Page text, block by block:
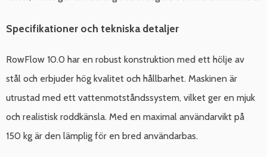
Specifikationer och tekniska detaljer
RowFlow 10.0 har en robust konstruktion med ett hölje av
stål och erbjuder hög kvalitet och hållbarhet. Maskinen är
utrustad med ett vattenmotståndssystem, vilket ger en mjuk
och realistisk roddkänsla. Med en maximal användarvikt på
150 kg är den lämplig för en bred användarbas.